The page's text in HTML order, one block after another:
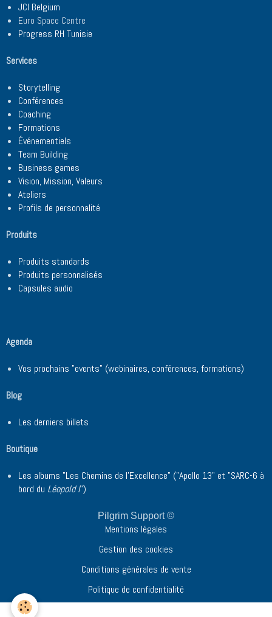
JCI Belgium
Euro Space Centre
Progress RH Tunisie
Services
Storytelling
Conférences
Coaching
Formations
Événementiels
Team Building
Business games
Vision, Mission, Valeurs
Ateliers
Profils de personnalité
Produits
Produits standards
Produits personnalisés
Capsules audio
Agenda
Vos prochains "events" (webinaires, conférences, formations)
Blog
Les derniers billets
Boutique
Les albums "Les Chemins de l'Excellence" ("Apollo 13" et "SARC-6 à
bord du Léopold I")
Pilgrim Support ©
Mentions légales
Gestion des cookies
Conditions générales de vente
Politique de confidentialité